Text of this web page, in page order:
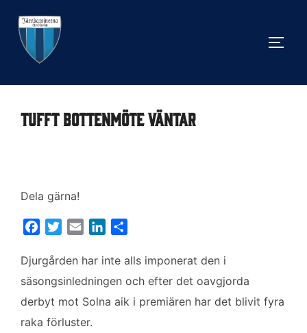
innehåll
Tufft bottenmöte väntar
Dela gärna!
c
e
o
o
i
t
e
r
a
i
n
k
e
d
l
a
Djurgården har inte alls imponerat den i
säsongsinledningen och efter det oavgjorda
derbyt mot Solna aik i premiären har det blivit fyra
raka förluster.